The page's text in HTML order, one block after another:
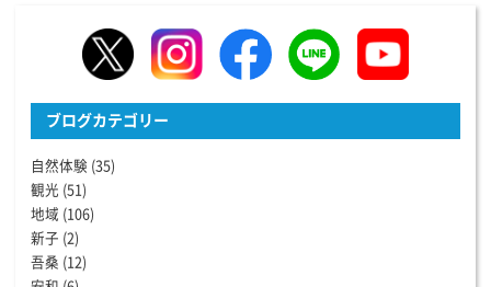
ブログカテゴリー
自然体験 (35)
観光 (51)
地域 (106)
新子 (2)
吾桑 (12)